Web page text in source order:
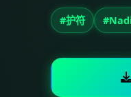
#护符